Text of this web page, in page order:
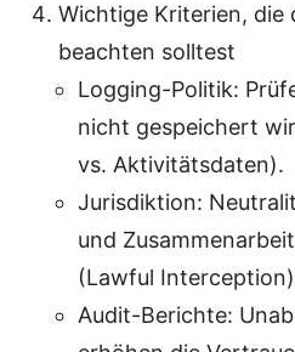
Wichtige Kriterien, die
beachten solltest
Logging-Politik:
nicht gespeichert
vs. Aktivitätsdaten).
Jurisdiktion:
und
(Lawful
Audit-Berichte: